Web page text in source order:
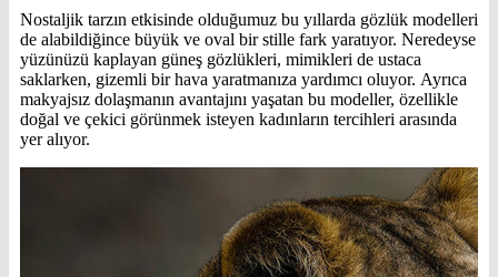
Nostaljik tarzın etkisinde olduğumuz bu yıllarda gözlük modelleri
de alabildiğince büyük ve oval bir stille fark yaratıyor. Neredeyse
yüzünüzü kaplayan güneş gözlükleri, mimikleri de ustaca
saklarken, gizemli bir hava yaratmanıza yardımcı oluyor. Ayrıca
makyajsız dolaşmanın avantajını yaşatan bu modeller, özellikle
doğal ve çekici görünmek isteyen kadınların tercihleri arasında
yer alıyor.